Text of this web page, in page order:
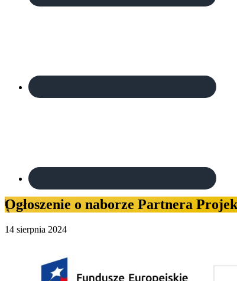
Ogłoszenie o naborze Partnera
14 sierpnia 2024